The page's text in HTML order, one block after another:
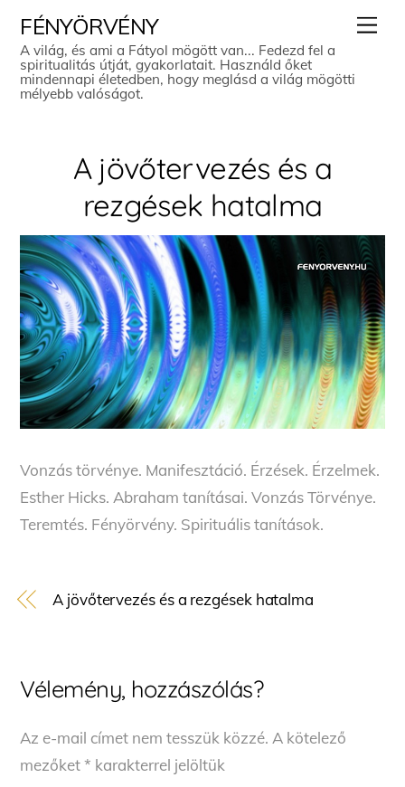
content
FÉNYÖRVÉNY
A világ, és ami a Fátyol mögött van... Fedezd fel a
spiritualitás útját, gyakorlatait. Használd őket
mindennapi életedben, hogy meglásd a világ mögötti
mélyebb valóságot.
A jövőtervezés és a
rezgések hatalma
Vonzás törvénye. Manifesztáció. Érzések. Érzelmek.
Esther Hicks. Abraham tanításai. Vonzás Törvénye.
Teremtés. Fényörvény. Spirituális tanítások.
A jövőtervezés és a rezgések hatalma
Vélemény, hozzászólás?
Az e-mail címet nem tesszük közzé. A kötelező
mezőket* karakterrel jelöltük